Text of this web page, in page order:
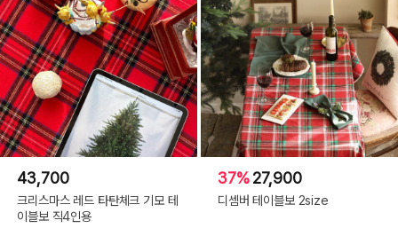
43,700
크리스마스 레드 타탄체크 기모 테
이블보 직4인용
37%27,900
디셈버 테이블보 2size